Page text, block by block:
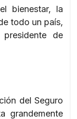
bienestar, la
todo un país,
de
del Seguro
grandemente